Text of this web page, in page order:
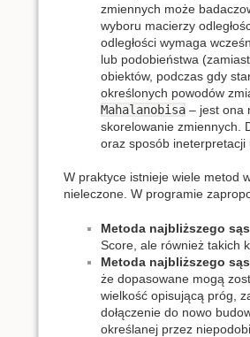
zmiennych może
wyboru macierzy
odległości wymaga
lub podobieństwa
obiektów, podczas gdy
określonych powodów
Mahalanobisa– jest ona
skorelowanie zmiennych.
oraz sposób
W praktyce istnieje wiele metod
nieleczone. W programie
Metoda najbliższego
Score, ale również takich
Metoda najbliższego
że dopasowane mogą
wielkość opisującą próg,
dołączenie do nowo
określanej przez